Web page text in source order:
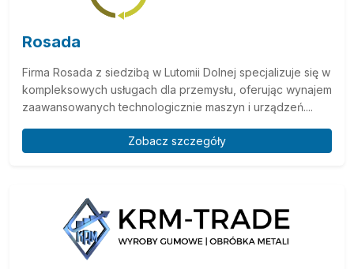
Rosada
Firma Rosada z siedzibą w Lutomii Dolnej specjalizuje się w
kompleksowych usługach dla przemysłu, oferując wynajem
zaawansowanych technologicznie maszyn i urządzeń....
Zobacz szczegóły